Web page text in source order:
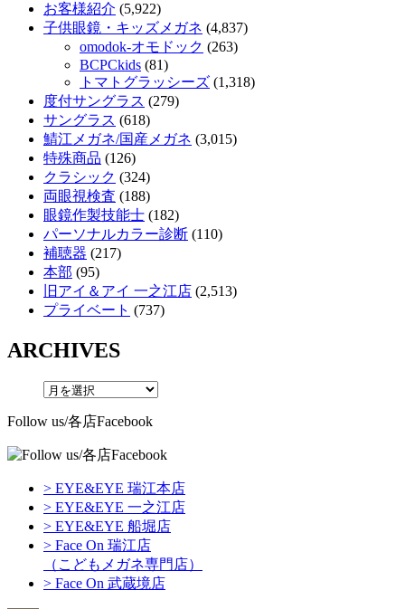
お客様紹介 (5,922)
子供眼鏡・キッズメガネ (4,837)
omodok-オモドック (263)
BCPCkids (81)
トマトグラッシーズ (1,318)
度付サングラス (279)
サングラス (618)
鯖江メガネ/国産メガネ (3,015)
特殊商品 (126)
クラシック (324)
両眼視検査 (188)
眼鏡作製技能士 (182)
パーソナルカラー診断 (110)
補聴器 (217)
本部 (95)
旧アイ＆アイ 一之江店 (2,513)
プライベート (737)
ARCHIVES
Follow us/各店Facebook
> EYE&EYE 瑞江本店
> EYE&EYE 一之江店
> EYE&EYE 船堀店
> Face On 瑞江店
（こどもメガネ専門店）
> Face On 武蔵境店